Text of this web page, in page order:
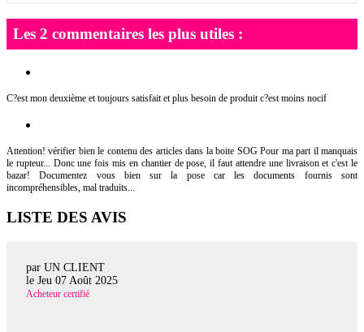
Les 2 commentaires les plus utiles :
C?est mon deuxième et toujours satisfait et plus besoin de produit c?est moins nocif
Attention! vérifier bien le contenu des articles dans la boite SOG Pour ma part il manquais
le rupteur... Donc une fois mis en chantier de pose, il faut attendre une livraison et c'est le
bazar! Documentez vous bien sur la pose car les documents fournis sont
incompréhensibles, mal traduits...
LISTE DES AVIS
par UN CLIENT
le Jeu 07 Août 2025
Acheteur certifié